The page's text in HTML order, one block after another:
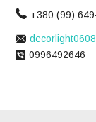
+380 (99)
0996492646